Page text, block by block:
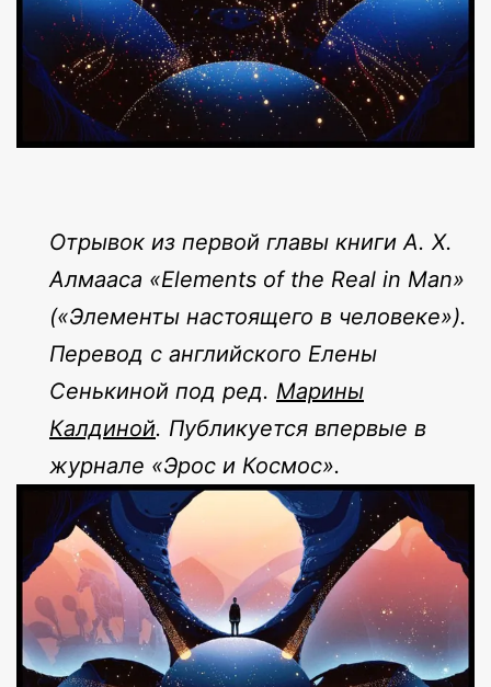
Отрывок из первой главы книги А. Х.
Алмааса «Elements of the Real in Man»
(«Элементы настоящего в человеке»).
Перевод с английского Елены
Сенькиной под ред. Марины
Калдиной. Публикуется впервые в
журнале «Эрос и Космос».